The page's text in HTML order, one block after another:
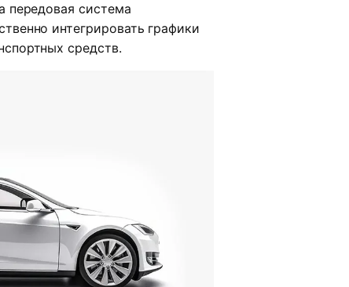
передовая система
интегрировать графики
средств.